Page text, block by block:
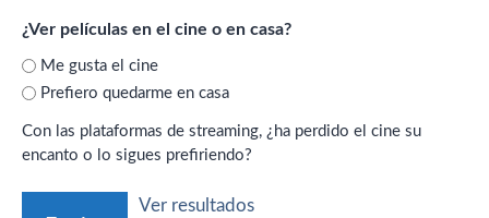
¿Ver películas en el cine o en casa?
Me gusta el cine
Prefiero quedarme en casa
Con las plataformas de streaming, ¿ha perdido el cine su
encanto o lo sigues prefiriendo?
Ver resultados